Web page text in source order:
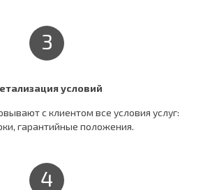
3
условий
c клиентом все условия услуг:
гарантийные положения.
4